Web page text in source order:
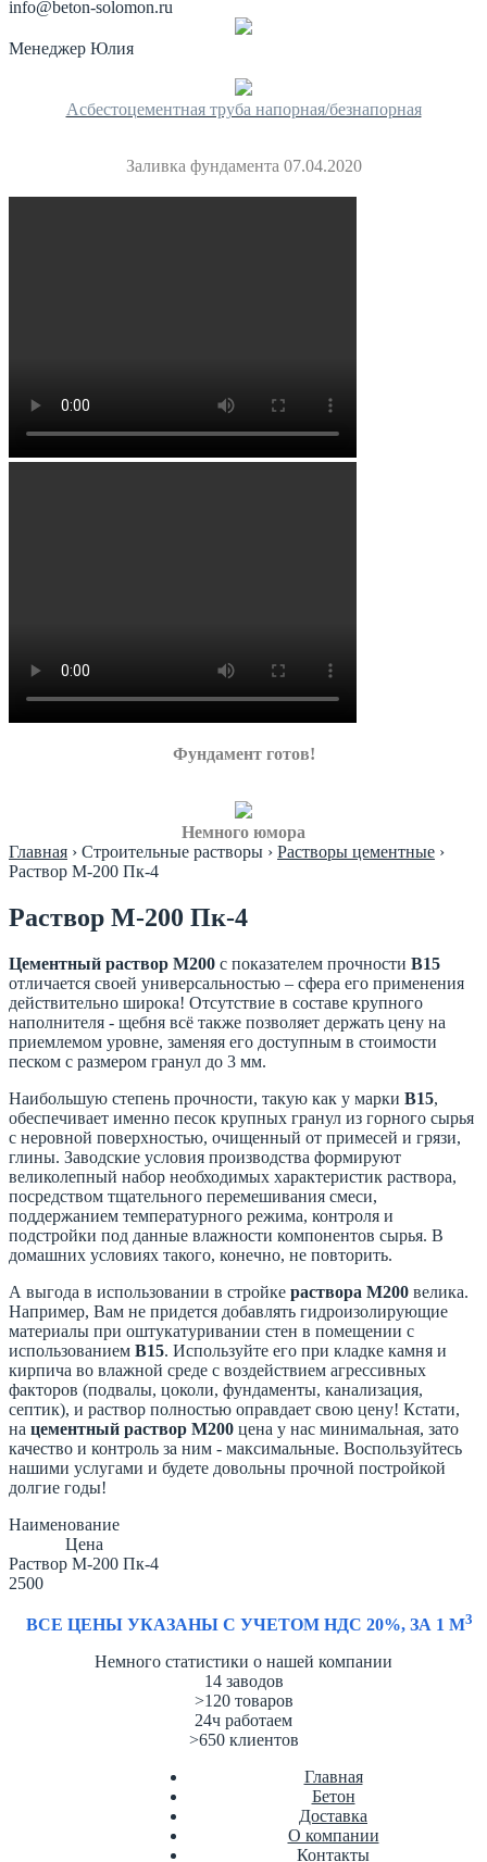
info@beton-solomon.ru
Менеджер Юлия
Асбестоцементная труба напорная/безнапорная
Заливка фундамента 07.04.2020
Фундамент готов!
Немного юмора
Главная › Строительные растворы › Растворы цементные ›
Раствор М-200 Пк-4
Раствор М-200 Пк-4
Цементный раствор М200 с показателем прочности В15
отличается своей универсальностью – сфера его применения
действительно широка! Отсутствие в составе крупного
наполнителя - щебня всё также позволяет держать цену на
приемлемом уровне, заменяя его доступным в стоимости
песком с размером гранул до 3 мм.
Наибольшую степень прочности, такую как у марки В15,
обеспечивает именно песок крупных гранул из горного сырья
с неровной поверхностью, очищенный от примесей и грязи,
глины. Заводские условия производства формируют
великолепный набор необходимых характеристик раствора,
посредством тщательного перемешивания смеси,
поддержанием температурного режима, контроля и
подстройки под данные влажности компонентов сырья. В
домашних условиях такого, конечно, не повторить.
А выгода в использовании в стройке раствора М200 велика.
Например, Вам не придется добавлять гидроизолирующие
материалы при оштукатуривании стен в помещении с
использованием В15. Используйте его при кладке камня и
кирпича во влажной среде с воздействием агрессивных
факторов (подвалы, цоколи, фундаменты, канализация,
септик), и раствор полностью оправдает свою цену! Кстати,
на цементный раствор М200 цена у нас минимальная, зато
качество и контроль за ним - максимальные. Воспользуйтесь
нашими услугами и будете довольны прочной постройкой
долгие годы!
Наименование
Цена
Раствор М-200 Пк-4
2500
ВСЕ ЦЕНЫ УКАЗАНЫ С УЧЕТОМ НДС 20%, ЗА 1 М3
Немного статистики о нашей компании
14 заводов
>120 товаров
24ч работаем
>650 клиентов
Главная
Бетон
Доставка
О компании
Контакты